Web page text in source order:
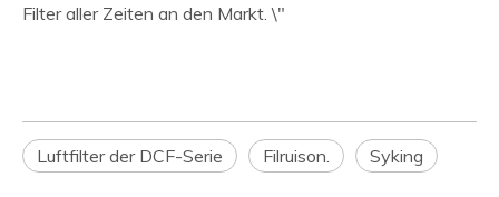
Filter aller Zeiten an den Markt. \"
Luftfilter der DCF-Serie Filruison. Syking